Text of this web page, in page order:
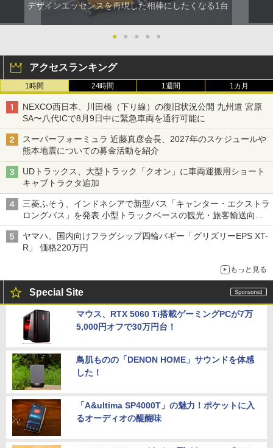
デザインエッセンスを再現した相棒にしたくなる1台
● ● ● ● ●
アクセスランキング
1時間 24時間 1週間 1カ月
NEXCO西日本、川田橋（下り線）の復旧状況公開 九州道 宮原
SA〜八代ICで8月9日中に緊急車両を通行可能に
スーパーフォーミュラ 近藤真彦会長、2027年のスケジュールや
熊本地震についての募金活動を紹介
UDトラックス、大型トラック「クオン」に車両運搬用ショート
キャブトラクタ追加
三菱ふそう、インドネシアで新型バス「キャンター・エクストラ
ロングバス」を発表 小型トラックベースの観光・旅客輸送向け
バス
ヤマハ、国内向けフラグシップ四輪バギー「グリズリーEPS XT-
R」 価格220万円
もっと見る
Special Site
マウス、RTX 5060 Ti搭載ゲーミングPCが7万
5,000円オフで30万円台！
鳥肌ものの「DENON HOME」サウンドを体感
した！
「A&ultima SP4000T」の魅力！ポケットに入
るオーディオの醍醐味